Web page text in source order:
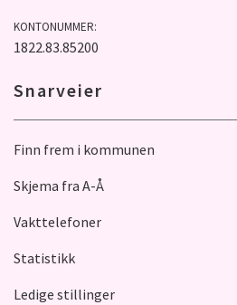
KONTONUMMER:
1822.83.85200
Snarveier
Finn frem i kommunen
Skjema fra A-Å
Vakttelefoner
Statistikk
Ledige stillinger